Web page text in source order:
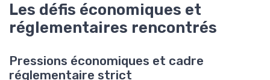
Les défis économiques et
réglementaires rencontrés
Pressions économiques et cadre
réglementaire strict